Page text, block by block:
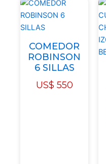
COMEDOR
ROBINSON
6 SILLAS
US$ 550